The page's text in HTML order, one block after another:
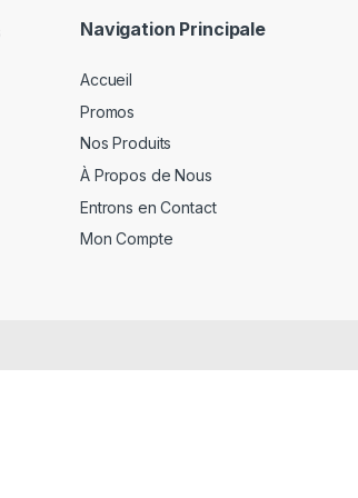
Navigation Principale
Accueil
Promos
Nos Produits
À Propos de Nous
Entrons en Contact
Mon Compte